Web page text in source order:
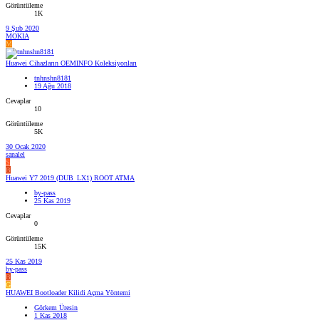
Görüntüleme
1K
9 Şub 2020
MOKIA
M
Huawei Cihazların OEMINFO Koleksiyonları
tnhnshn8181
19 Ağu 2018
Cevaplar
10
Görüntüleme
5K
30 Ocak 2020
sanalel
S
B
Huawei Y7 2019 (DUB_LX1) ROOT ATMA
by-pass
25 Kas 2019
Cevaplar
0
Görüntüleme
15K
25 Kas 2019
by-pass
B
G
HUAWEI Bootloader Kilidi Açma Yöntemi
Görkem Üresin
1 Kas 2018